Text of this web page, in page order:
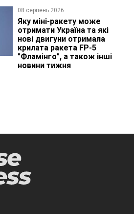
08 серпень 2026
Яку міні-ракету може
отримати Україна та які
нові двигуни отримала
крилата ракета FP-5
"Фламінго", а також інші
новини тижня